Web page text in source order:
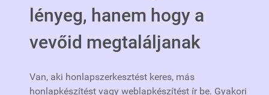
lényeg, hanem hogy a
vevőid megtaláljanak
Van, aki honlapszerkesztést keres, más
honlapkészítést vagy weblapkészítést ír be. Gyakori